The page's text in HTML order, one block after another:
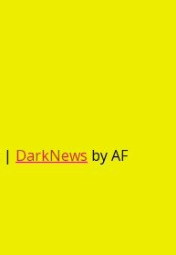
| DarkNews by AF